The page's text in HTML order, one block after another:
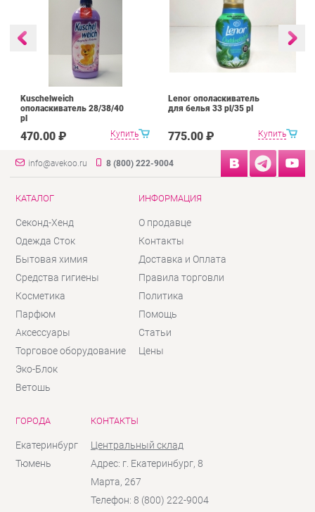
Купить
Kuschelweich
ополаскиватель 28/38/40
pl
470.00 ₽ Купить
Lenor ополаскиватель
для белья 33 pl/35 pl
775.00 ₽
info@avekoo.ru 8 (800) 222-9004
КАТАЛОГ
Секонд-Хенд
Одежда Сток
Бытовая химия
Средства гигиены
Косметика
Парфюм
Аксессуары
Торговое оборудование
Эко-Блок
Ветошь
ИНФОРМАЦИЯ
О продавце
Контакты
Доставка и Оплата
Правила торговли
Политика
Помощь
Статьи
Цены
ГОРОДА
Екатеринбург
Тюмень
КОНТАКТЫ
Центральный склад
Адрес: г. Екатеринбург, 8
Марта, 267
Телефон: 8 (800) 222-9004